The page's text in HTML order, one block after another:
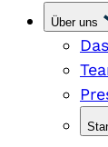
Über uns